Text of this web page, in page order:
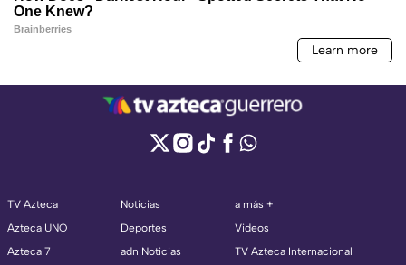
TV Azteca
Azteca UNO
Azteca 7
Noticias
Deportes
adn Noticias
a más +
Videos
TV Azteca Internacional